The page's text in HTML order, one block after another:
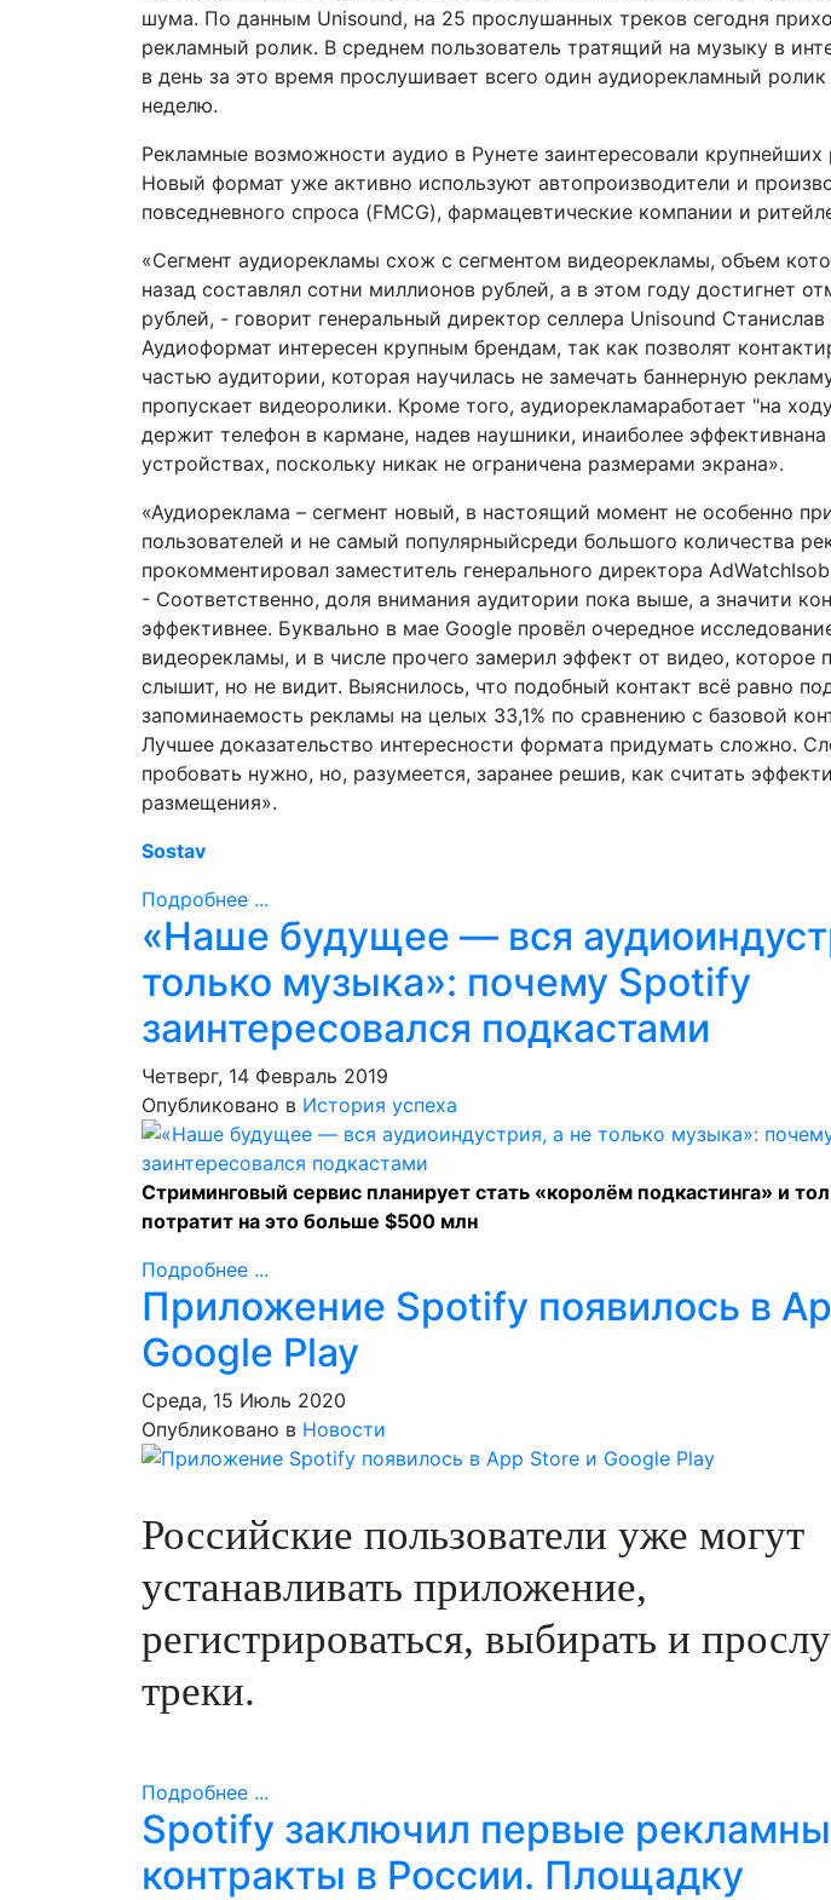
шума. По данным Unisound, на 25 прослушанных треков сегодня
рекламный ролик. В среднем пользователь тратящий на музыку в
в день за это время прослушивает всего один аудиорекламный
неделю.
Рекламные возможности аудио в Рунете заинтересовали крупнейших
Новый формат уже активно используют автопроизводители и
повседневного спроса (FMCG), фармацевтические компании и
«Сегмент аудиорекламы схож с сегментом видеорекламы, объем
назад составлял сотни миллионов рублей, а в этом году достигнет
рублей, - говорит генеральный директор селлера Unisound
Аудиоформат интересен крупным брендам, так как позволят
частью аудитории, которая научилась не замечать баннерную
пропускает видеоролики. Кроме того, аудиорекламаработает "на
держит телефон в кармане, надев наушники, инаиболее
устройствах, поскольку никак не ограничена размерами экрана».
«Аудиореклама – сегмент новый, в настоящий момент не особенно
пользователей и не самый популярныйсреди большого количества
прокомментировал заместитель генерального директора
- Соответственно, доля внимания аудитории пока выше, а значити
эффективнее. Буквально в мае Google провёл очередное
видеорекламы, и в числе прочего замерил эффект от видео, которое
слышит, но не видит. Выяснилось, что подобный контакт всё равно
запоминаемость рекламы на целых 33,1% по сравнению с базовой
Лучшее доказательство интересности формата придумать сложно.
пробовать нужно, но, разумеется, заранее решив, как считать
размещения».
Sostav
Подробнее ...
«Наше будущее — вся
только музыка»: почему Spotify
заинтересовался подкастами
Четверг, 14 Февраль 2019
Опубликовано в История успеха
Стриминговый сервис планирует стать «королём подкастинга» и
потратит на это больше $500 млн
Подробнее ...
Приложение Spotify появилось в
Google Play
Среда, 15 Июль 2020
Опубликовано в Новости
Российские пользователи уже могут
устанавливать приложение,
регистрироваться, выбирать и
треки.
Подробнее ...
Spotify заключил первые
контракты в России. Площадку